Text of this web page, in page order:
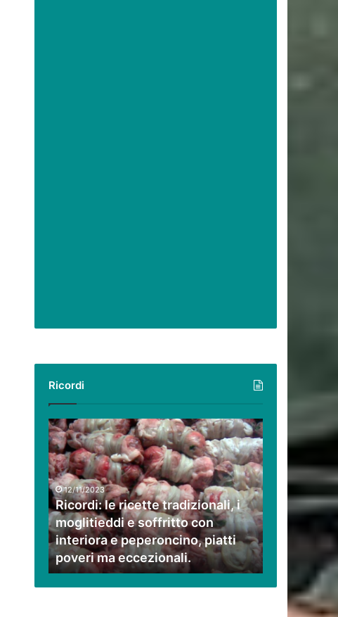
Ricordi
Ricordi:
le
ricette
tradizionali,
i
moglitieddi
e
soffritto
con
interiora
e
peperoncino,
12/11/2023
Ricordi: le ricette tradizionali, i
moglitieddi e soffritto con
interiora e peperoncino, piatti
poveri ma eccezionali.